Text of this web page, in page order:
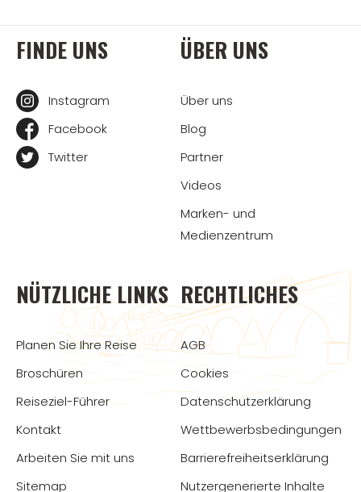
FINDE UNS
Instagram
Facebook
Twitter
ÜBER UNS
Über uns
Blog
Partner
Videos
Marken- und
Medienzentrum
NÜTZLICHE LINKS
Planen Sie Ihre Reise
Broschüren
Reiseziel-Führer
Kontakt
Arbeiten Sie mit uns
Sitemap
RECHTLICHES
AGB
Cookies
Datenschutzerklärung
Wettbewerbsbedingungen
Barrierefreiheitserklärung
Nutzergenerierte Inhalte